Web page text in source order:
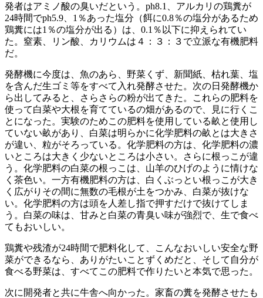
発者はアミノ酸の臭いだという。ph8.1、アルカリの鶏糞が
24時間でph5.9、1％あった塩分（餌に0.8％の塩分があるため
鶏糞には1％の塩分が出る）は、0.1％以下に抑えられてい
た。窒素、リン酸、カリウムは４：３：３で立派な有機肥料
だ。
発酵機に今度は、魚のあら、野菜くず、新聞紙、枯れ葉、塩
を含んだ生ゴミ等をすべて入れ発酵させた。次の日発酵機か
ら出してみると、さらさらの粉が出てきた。これらの肥料を
使って白菜や大根を育てているの畑があるので、見に行くこ
とになった。実験のためこの肥料を使用している畝と使用し
ていない畝があり、白菜は明らかに化学肥料の畝とは大きさ
が違い、粒がそろっている。化学肥料の方は、化学肥料の濃
いところは大きく少ないところは小さい。さらに根っこが違
う。化学肥料の白菜の根っこは、山羊のひげのように情けな
く茶色い。一方有機肥料の方は、白くぶっとい根っこが大き
く広がりその間に無数の毛根が土をつかみ、白菜が抜けな
い。化学肥料の方は頭を人差し指で押すだけで抜けてしま
う。白菜の味は、甘みと白菜の青臭い味が強烈で、生で食べ
てもおいしい。
鶏糞や残渣が24時間で肥料化して、こんなおいしい安全な野
菜ができるなら、ありがたいことずくめだと、そして自分が
食べる野菜は、すべてこの肥料で作りたいと本気で思った。
次に開発者と共に牛舎へ向かった。家畜の糞を発酵させたも